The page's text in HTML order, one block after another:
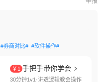
#券商对比# #软件操作#
￥1 手把手带你学会
30分钟1v1·讲透逻辑教会操作